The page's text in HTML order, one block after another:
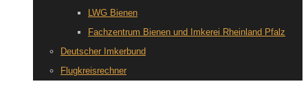
LWG Bienen
Fachzentrum Bienen und Imkerei Rheinland Pfalz
Deutscher Imkerbund
Flugkreisrechner